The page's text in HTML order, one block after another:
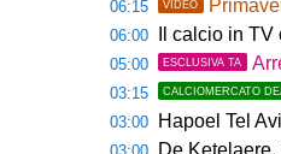
06:15 VIDEO
06:00 Il calcio in
05:00 ESCLUSIVA TA
03:15 CALCIOMERCATO
03:00 Hapoel Tel